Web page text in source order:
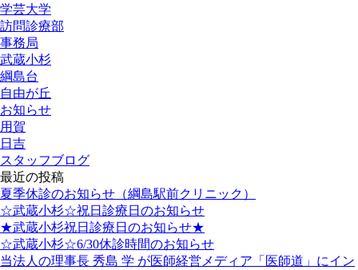
学芸大学
訪問診療部
事務局
武蔵小杉
綱島台
自由が丘
お知らせ
用賀
日吉
スタッフブログ
最近の投稿
夏季休診のお知らせ（綱島駅前クリニック）
☆武蔵小杉☆祝日診療日のお知らせ
★武蔵小杉祝日診療日のお知らせ★
☆武蔵小杉☆6/30休診時間のお知らせ
当法人の理事長 秀島 学 が医師経営メディア「医師道」にイン